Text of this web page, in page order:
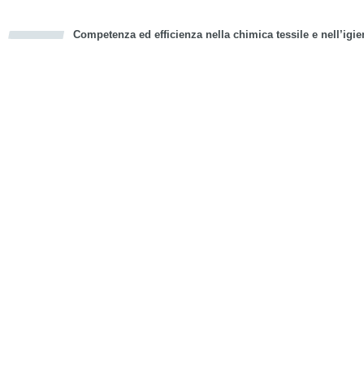
Competenza ed efficienza nella chimica tessile e